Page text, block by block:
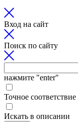
Вход на сайт
Поиск по сайту
нажмите "enter"
Точное соответствие
Искать в описании